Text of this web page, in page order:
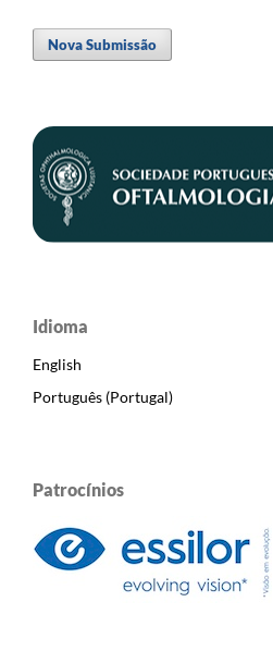
Nova Submissão
Idioma
English
Português (Portugal)
Patrocínios